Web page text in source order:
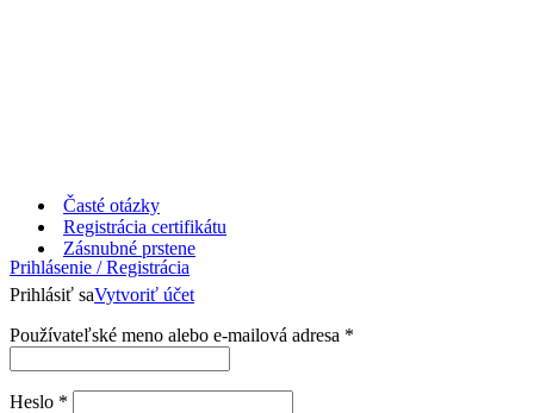
Časté otázky
Registrácia certifikátu
Prihlásenie / Registrácia
Prihlásiť saVytvoriť účet
Používateľské meno alebo e-mailová adresa *
Heslo *
Zásnubné prstene